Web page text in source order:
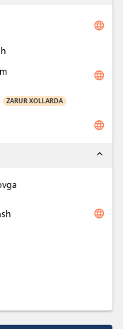
language
language
ZARUR XOLLARDA
language
expand_less
language